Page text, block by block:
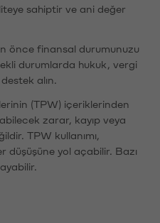
sahiptir ve ani değer
önce finansal durumunuzu
durumlarda hukuk, vergi
alın.
(TPW) içeriklerinden
zarar, kayıp veya
TPW kullanımı,
düşüşüne yol açabilir. Bazı